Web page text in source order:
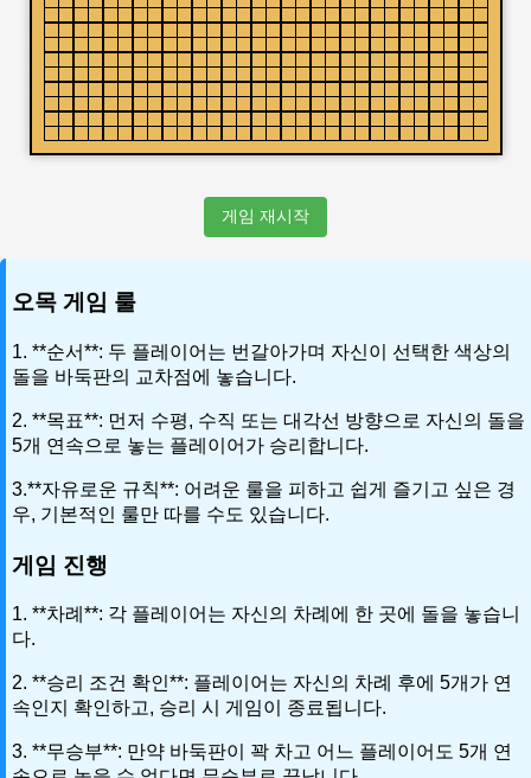
게임 재시작
오목 게임 룰
1. **순서**: 두 플레이어는 번갈아가며 자신이 선택한 색상의
돌을 바둑판의 교차점에 놓습니다.
2. **목표**: 먼저 수평, 수직 또는 대각선 방향으로 자신의 돌을
5개 연속으로 놓는 플레이어가 승리합니다.
3.**자유로운 규칙**: 어려운 룰을 피하고 쉽게 즐기고 싶은 경
우, 기본적인 룰만 따를 수도 있습니다.
게임 진행
1. **차례**: 각 플레이어는 자신의 차례에 한 곳에 돌을 놓습니
다.
2. **승리 조건 확인**: 플레이어는 자신의 차례 후에 5개가 연
속인지 확인하고, 승리 시 게임이 종료됩니다.
3. **무승부**: 만약 바둑판이 꽉 차고 어느 플레이어도 5개 연